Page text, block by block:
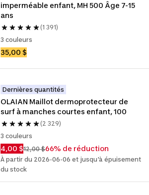
imperméable enfant, MH 500 Âge 7-15
ans
(1 391)
3 couleurs
35,00 $
Dernières quantités
OLAIAN Maillot dermoprotecteur de
surf à manches courtes enfant, 100
(2 329)
3 couleurs
4,00 $12,00 $66% de réduction
À partir du 2026-06-06 et jusqu'à épuisement
du stock